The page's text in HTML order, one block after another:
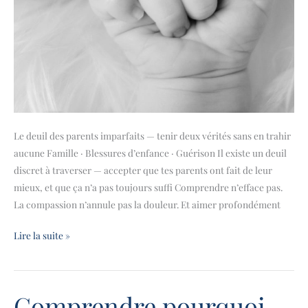
Le deuil des parents imparfaits — tenir deux vérités sans en trahir
aucune Famille · Blessures d’enfance · Guérison Il existe un deuil
discret à traverser — accepter que tes parents ont fait de leur
mieux, et que ça n’a pas toujours suffi Comprendre n’efface pas.
La compassion n’annule pas la douleur. Et aimer profondément
Lire la suite »
Comprendre